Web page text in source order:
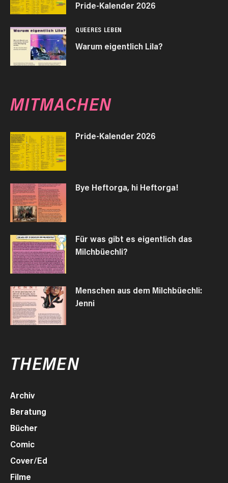
Pride-Kalender 2026
QUEERES LEBEN
Warum eigentlich Lila?
MITMACHEN
Pride-Kalender 2026
Bye Heftorga, hi Heftorga!
Für was gibt es eigentlich das
Milchbüechli?
Menschen aus dem Milchbüechli:
Jenni
THEMEN
Archiv
Beratung
Bücher
Comic
Cover/Ed
Filme